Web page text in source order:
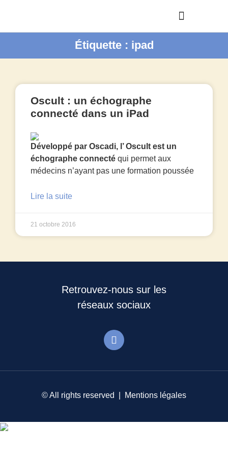
Étiquette : ipad
Oscult : un échographe
connecté dans un iPad
Développé par Oscadi, l’ Oscult est un
échographe connecté qui permet aux
médecins n’ayant pas une formation poussée
Lire la suite
21 octobre 2016
Retrouvez-nous sur les
réseaux sociaux
© All rights reserved | Mentions légales